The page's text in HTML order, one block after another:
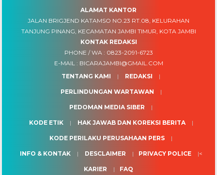
ALAMAT KANTOR
JALAN BRIGJEND KATAMSO NO.23 RT.08, KELURAHAN
TANJUNG PINANG, KECAMATAN JAMBI TIMUR, KOTA JAMBI
KONTAK REDAKSI
PHONE / WA : 0823-2091-6723
E-MAIL : BICARAJAMBI@GMAIL.COM
TENTANG KAMI
REDAKSI
PERLINDUNGAN WARTAWAN
PEDOMAN MEDIA SIBER
KODE ETIK HAK JAWAB DAN KOREKSI BERITA
KODE PERILAKU PERUSAHAAN PERS
INFO & KONTAK DESCLAIMER PRIVACY POLICE <
KARIER FAQ